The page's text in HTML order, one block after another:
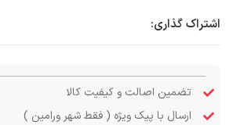
اشتراک گذاری:
تضمین اصالت و کیفیت کالا
ارسال با پیک ویژه ( فقط شهر ورامین )